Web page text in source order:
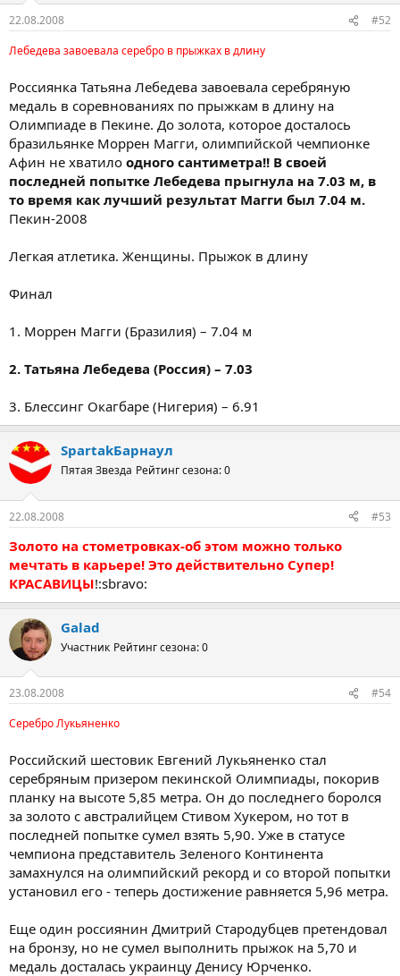
22.08.2008
#52
Лебедева завоевала серебро в прыжках в длину
Россиянка Татьяна Лебедева завоевала серебряную
медаль в соревнованиях по прыжкам в длину на
Олимпиаде в Пекине. До золота, которое досталось
бразильянке Моррен Магги, олимпийской чемпионке
Афин не хватило одного сантиметра!! В своей
последней попытке Лебедева прыгнула на 7.03 м, в
то время как лучший результат Магги был 7.04 м.
Пекин-2008
Легкая атлетика. Женщины. Прыжок в длину
Финал
1. Моррен Магги (Бразилия) – 7.04 м
2. Татьяна Лебедева (Россия) – 7.03
3. Блессинг Окагбаре (Нигерия) – 6.91
SpartakБарнаул
Пятая Звезда Рейтинг сезона: 0
22.08.2008 #53
Золото на стометровках-об этом можно только
мечтать в карьере! Это действительно Супер!
КРАСАВИЦЫ!:sbravo:
Galad
Участник Рейтинг сезона: 0
23.08.2008
#54
Серебро Лукьяненко
Российский шестовик Евгений Лукьяненко стал
серебряным призером пекинской Олимпиады, покорив
планку на высоте 5,85 метра. Он до последнего боролся
за золото с австралийцем Стивом Хукером, но тот в
последней попытке сумел взять 5,90. Уже в статусе
чемпиона представитель Зеленого Континента
замахнулся на олимпийский рекорд и со второй попытки
установил его - теперь достижение равняется 5,96 метра.
Еще один россиянин Дмитрий Стародубцев претендовал
на бронзу, но не сумел выполнить прыжок на 5,70 и
медаль досталась украинцу Денису Юрченко.